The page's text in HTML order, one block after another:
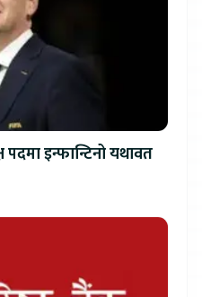
इन्फान्टिनो यथावत